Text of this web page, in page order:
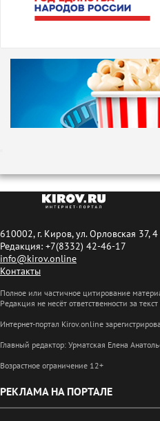
610002, г. Киров, ул. Орловская 37,
Редакция: +7(8332) 42-46-17
info@kirov.online
Контакты
Полное или частичное цитирование
Редакция не несёт ответственности за
Интернет-портал Kirov.online
Главный редактор: Урматская Елена
Возрастное ограничение 12+
РЕКЛАМА НА ПОРТАЛЕ